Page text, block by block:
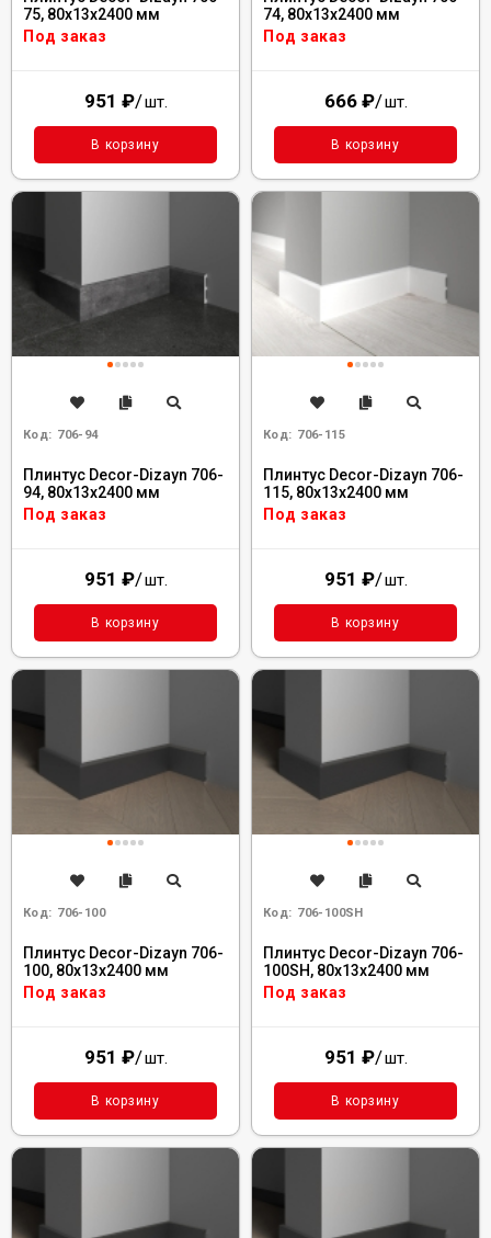
75, 80x13x2400 мм
Под заказ
951 ₽/шт.
В корзину
74, 80x13x2400 мм
Под заказ
666 ₽/шт.
В корзину
Код: 706-94
Плинтус Decor-Dizayn 706-
94, 80x13x2400 мм
Под заказ
951 ₽/шт.
В корзину
Код: 706-115
Плинтус Decor-Dizayn 706-
115, 80x13x2400 мм
Под заказ
951 ₽/шт.
В корзину
Код: 706-100
Плинтус Decor-Dizayn 706-
100, 80x13x2400 мм
Под заказ
951 ₽/шт.
В корзину
Код: 706-100SH
Плинтус Decor-Dizayn 706-
100SH, 80x13x2400 мм
Под заказ
951 ₽/шт.
В корзину